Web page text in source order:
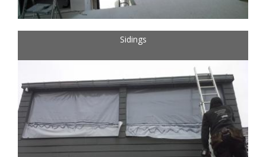
Sidings